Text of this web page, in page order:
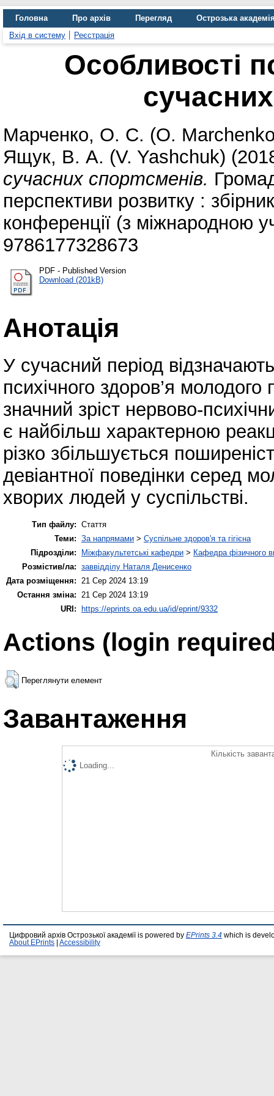
Головна Про архів Перегляд
Острозька
Вхід в систему
Реєстрація
Особливості
Марченко, О. С. (O.
Ящук, В. А. (V. Yashchuk)
сучасних спортсменів.
перспективи розвитку :
конференції (з міжнародною
9786177328673
PDF - Published Version
Download (201kB)
Анотація
У сучасний період
психічного здоров’я
значний зріст нервово-
є найбільш характерною
різко збільшується
девіантної поведінки серед
хворих людей у суспільстві.
Тип файлу: Стаття
Теми: За напрямами > Суспільне здоров'я та гігієна
Підрозділи:
Міжфакультетські кафедри > Кафедра фізичного
Розмістив/ла: заввідділу Наталя Денисенко
Дата розміщення:
21 Сер 2024 13:19
Остання зміна:
21 Сер 2024 13:19
URI: https://eprints.oa.edu.ua/id/eprint/9332
Actions (login
Переглянути елемент
Завантаження
Кількість
Loading...
Цифровий архів Острозької академії is powered by EPrints 3.4 which is
About EPrints
Accessibility